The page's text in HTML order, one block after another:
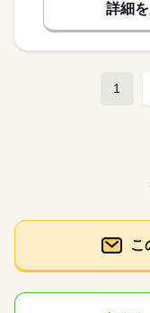
詳細
1
こ